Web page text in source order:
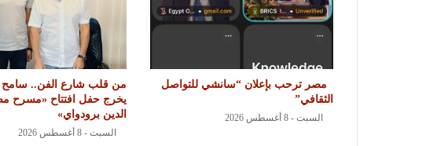
مصر ترحب بإعلان “سانشي للتواصل
الثقافي”
السبت - 8 أغسطس 2026
من قلب شارع الفن.. سامح
يخرج حفل افتتاح «مسرح
الدين برودواي»
السبت - 8 أغسطس 2026